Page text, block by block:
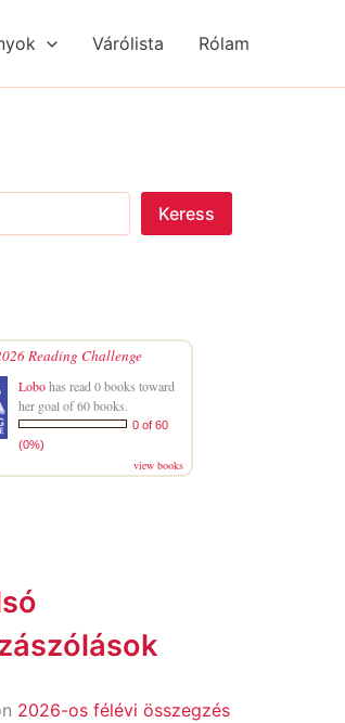
Várólista Rólam
Keress
Reading Challenge
Lobohas read 0 books toward
her goal of 60 books.
0 of 60
(0%)
view books
2026-os félévi összegzés